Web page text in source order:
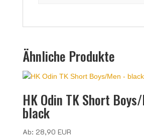
Ähnliche Produkte
HK Odin TK Short
black
Ab: 28,90 EUR